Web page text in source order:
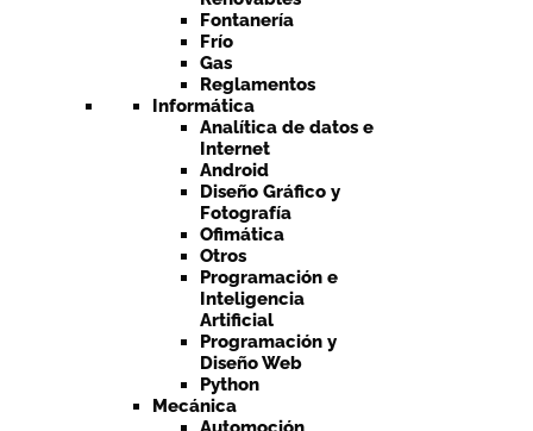
Fontanería
Frío
Gas
Reglamentos
Informática
Analítica de datos e
Internet
Android
Diseño Gráfico y
Fotografía
Ofimática
Otros
Programación e
Inteligencia
Artificial
Programación y
Diseño Web
Python
Mecánica